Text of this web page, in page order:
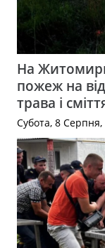
На
пожеж на
трава і
Субота, 8 Серпня,